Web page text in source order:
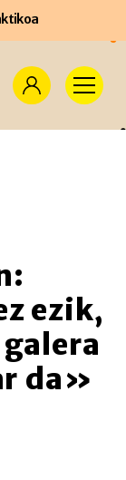
ezik,
da»